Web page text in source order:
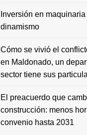
Inversión en
dinamismo
Cómo se vivió el
en Maldonado, un
sector tiene sus
El preacuerdo que
construcción: menos
convenio hasta 2031